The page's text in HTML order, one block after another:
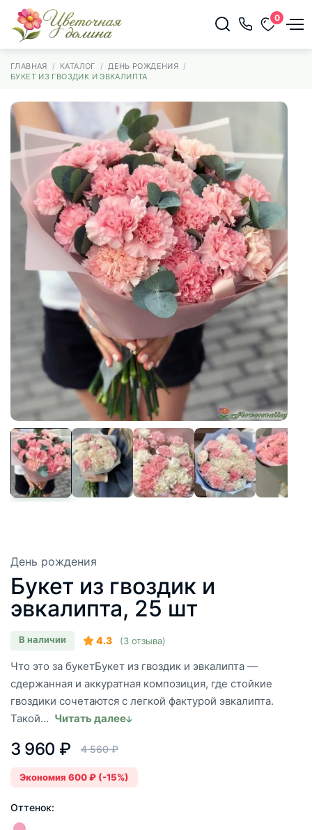
0
ГЛАВНАЯ КАТАЛОГ
ДЕНЬ РОЖДЕНИЯ
БУКЕТ ИЗ ГВОЗДИК И ЭВКАЛИПТА
День рождения
Букет из гвоздик и
эвкалипта, 25 шт
В наличии 4.3 (3 отзыва)
Что это за букетБукет из гвоздик и эвкалипта —
сдержанная и аккуратная композиция, где стойкие
гвоздики сочетаются с легкой фактурой эвкалипта.
Такой... Читать далее
3 960 ₽ 4 560 ₽
Экономия 600 ₽ (-15%)
Оттенок: